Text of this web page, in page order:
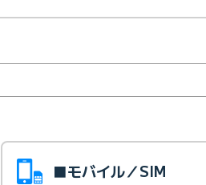
■モバイル／SIM